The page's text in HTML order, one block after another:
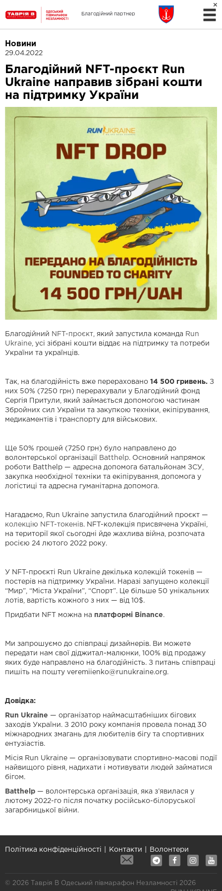
Благодійний партнер
Новини
29.04.2022
Благодійний NFT-проєкт Run
Ukraine направив зібрані кошти
на підтримку України
Благодійний NFT-проєкт , який запустила команда Run
Ukraine , усі зібрані кошти віддає на підтримку та потреби
України та українців.
Так, на благодійність вже перераховано 14 500 гривень. З
них 50% (7250 грн) перерахували у Благодійний фонд
Сергія Притули, який займається допомогою частинам
Збройних сил України та закупкою техніки, екіпірування,
медикаментів і транспорту для військових.
Ще 50% грошей (7250 грн) було направлено до
волонтерської організації Batthelp. Основний напрямок
роботи Batthelp — адресна допомога батальйонам ЗСУ,
закупка необхідної техніки та екіпірування, допомога у
логістиці та адресна гуманітарна допомога.
Нагадаємо, Run Ukraine запустила благодійний проєкт —
колекцію NFT-токенів. NFT-колекція присвячена Україні,
на території якої сьогодні йде жахлива війна, розпочата
росією 24 лютого 2022 року.
У NFT-проєкті Run Ukraine декілька колекцій токенів —
постерів на підтримку України. Наразі запущено колекції
“Мир”, “Міста України”, “Спорт”. Це більше 50 унікальних
лотів, вартість кожного з них — від 10$.
Придбати NFT можна на платформі Binance.
Ми запрошуємо до співпраці дизайнерів. Ви можете
передати нам свої діджитал-малюнки, 100% від продажу
яких буде направлено на благодійність. З питань співпраці
пишіть на пошту veremiienko@runukraine.org.
Довідка:
Run Ukraine — організатор наймасштабніших бігових
заходів України. З 2010 року компанія провела понад 30
міжнародних змагань для любителів бігу та спортивних
ентузіастів.
Місія Run Ukraine — організовувати спортивно-масові події
найвищого рівня, надихати і мотивувати людей займатися
бігом.
Batthelp — волонтерська організація, яка з’явилася у
лютому 2022-го після початку російсько-білоруської
загарбницької війни.
Політика конфіденційності Контакти Волонтери
© 2026 Таврія В Одеський півмарафон Незламності 2026